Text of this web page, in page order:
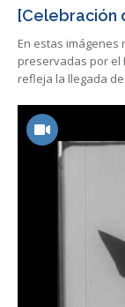
[Celebración
En estas imágenes
preservadas por el
refleja la llegada